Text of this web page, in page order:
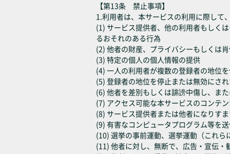
【第13条 禁止事項】
1.利用者は、本サービスの利用に際して
(1) サービス提供者、他の利用者もしく
るおそれのある行為
(2) 他者の財産、プライバシーもしくは
(3) 特定の個人の個人情報の提供
(4) 一人の利用者が複数の登録者の地位
(5) 登録者の地位を停止または無効にさ
(6) 他者を差別もしくは誹謗中傷し、ま
(7) アクセス可能な本サービスのコンテ
(8) サービス提供者または他者になりす
(9) 有害なコンピュータプログラム等を
(10) 選挙の事前運動、選挙運動（これ
(11) 他者に対し、無断で、広告・宣伝